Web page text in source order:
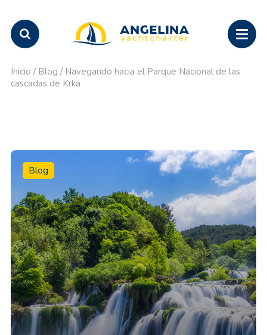
Inicio / Blog / Navegando hacia el Parque Nacional de las
cascadas de Krka
Blog